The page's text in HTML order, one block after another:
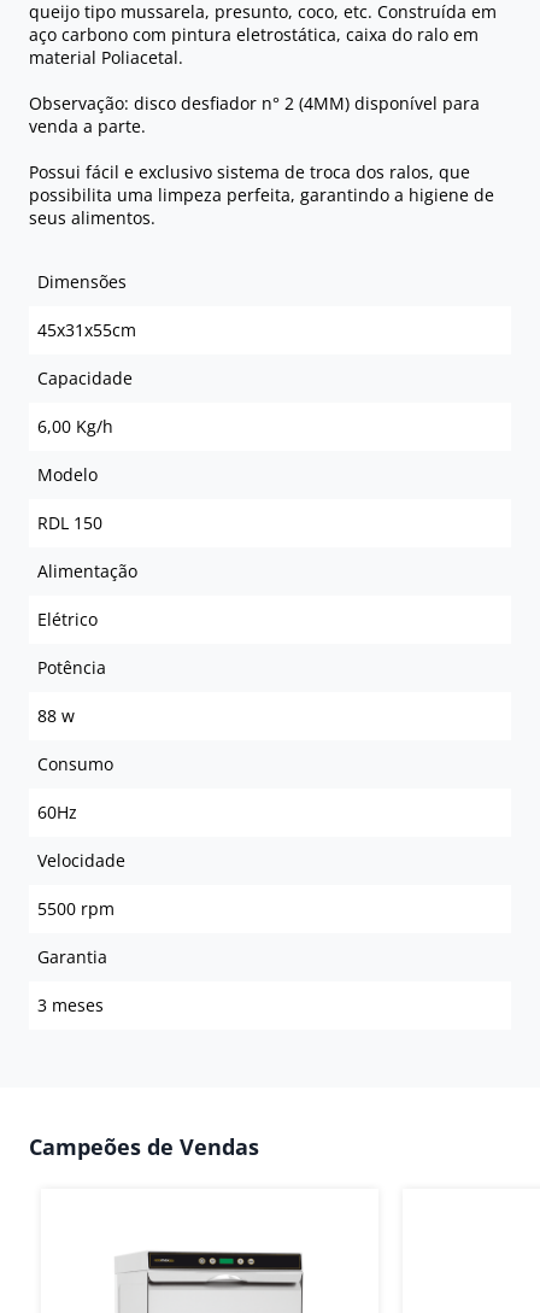
queijo tipo mussarela, presunto, coco, etc. Construída em
aço carbono com pintura eletrostática, caixa do ralo em
material Poliacetal.
Observação: disco desfiador n° 2 (4MM) disponível para
venda a parte.
Possui fácil e exclusivo sistema de troca dos ralos, que
possibilita uma limpeza perfeita, garantindo a higiene de
seus alimentos.
Dimensões
45x31x55cm
Capacidade
6,00 Kg/h
Modelo
RDL 150
Alimentação
Elétrico
Potência
88 w
Consumo
60Hz
Velocidade
5500 rpm
Garantia
3 meses
Campeões de Vendas